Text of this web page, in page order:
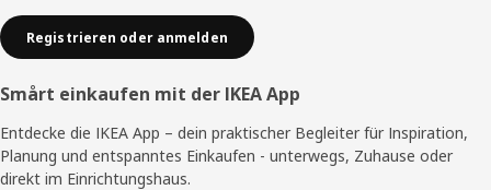
Registrieren oder anmelden
Smårt einkaufen mit der IKEA App
Entdecke die IKEA App – dein praktischer Begleiter für Inspiration,
Planung und entspanntes Einkaufen - unterwegs, Zuhause oder
direkt im Einrichtungshaus.